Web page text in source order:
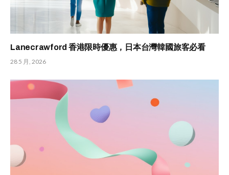
Lanecrawford 香港限時優惠，日本台灣韓國旅客必看
28 5 月, 2026